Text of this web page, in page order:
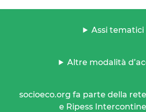
Assi tematici
Altre modalità
socioeco.org fa parte della
e Ripess